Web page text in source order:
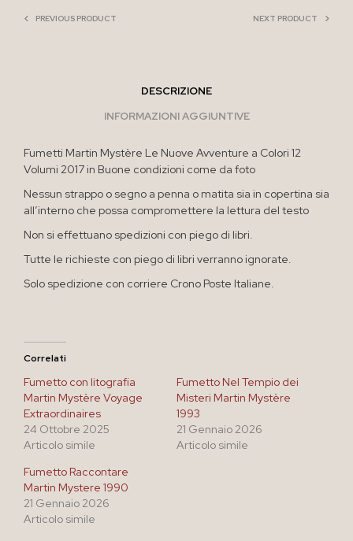
PREVIOUS PRODUCT NEXT PRODUCT
DESCRIZIONE
INFORMAZIONI AGGIUNTIVE
Fumetti Martin Mystère Le Nuove Avventure a Colori 12
Volumi 2017 in Buone condizioni come da foto
Nessun strappo o segno a penna o matita sia in copertina sia
all’interno che possa compromettere la lettura del testo
Non si effettuano spedizioni con piego di libri.
Tutte le richieste con piego di libri verranno ignorate.
Solo spedizione con corriere Crono Poste Italiane.
Correlati
Fumetto con litografia
Martin Mystère Voyage
Extraordinaires
24 Ottobre 2025
Articolo simile
Fumetto Nel Tempio dei
Misteri Martin Mystère
1993
21 Gennaio 2026
Articolo simile
Fumetto Raccontare
Martin Mystere 1990
21 Gennaio 2026
Articolo simile